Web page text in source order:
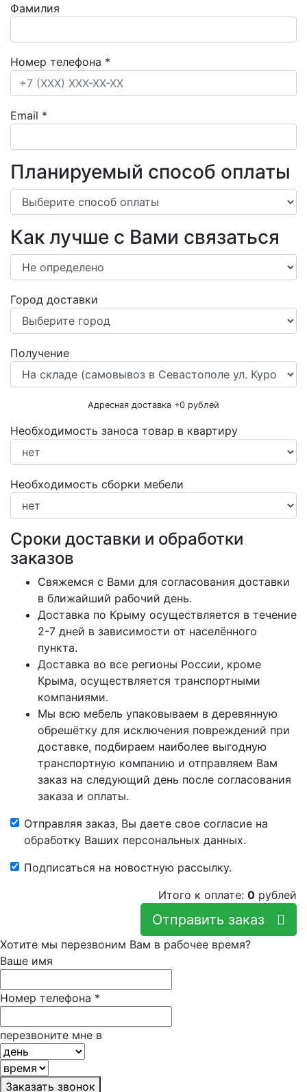
Фамилия
Номер телефона *
Email *
Планируемый способ оплаты
Как лучше с Вами связаться
Город доставки
Получение
Адресная доставка +0 рублей
Необходимость заноса товар в квартиру
Необходимость сборки мебели
Сроки доставки и обработки
заказов
Свяжемся с Вами для согласования доставки
в ближайший рабочий день.
Доставка по Крыму осуществляется в течение
2-7 дней в зависимости от населённого
пункта.
Доставка во все регионы России, кроме
Крыма, осуществляется транспортными
компаниями.
Мы всю мебель упаковываем в деревянную
обрешётку для исключения повреждений при
доставке, подбираем наиболее выгодную
транспортную компанию и отправляем Вам
заказ на следующий день после согласования
заказа и оплаты.
Отправляя заказ, Вы даете свое согласие на
обработку Ваших персональных данных.
Подписаться на новостную рассылку.
Итого к оплате: 0 рублей
Хотите мы перезвоним Вам в рабочее время?
Ваше имя
Номер телефона *
перезвоните мне в
Заказать звонок